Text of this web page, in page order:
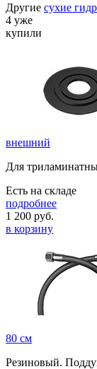
Другие сухие
4 уже
купили
внешний
Для
Есть на складе
подробнее
1 200 руб.
в корзину
80 см
Резиновый.